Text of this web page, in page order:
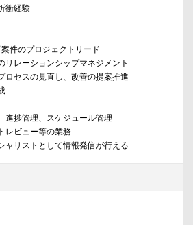
衝経験
件のプロジェクトリード
リレーションシップマネジメント
ロセスの見直し、改善の提案推進
進捗管理、スケジュール管理
レビュー等の業務
ャリストとして情報発信が行える